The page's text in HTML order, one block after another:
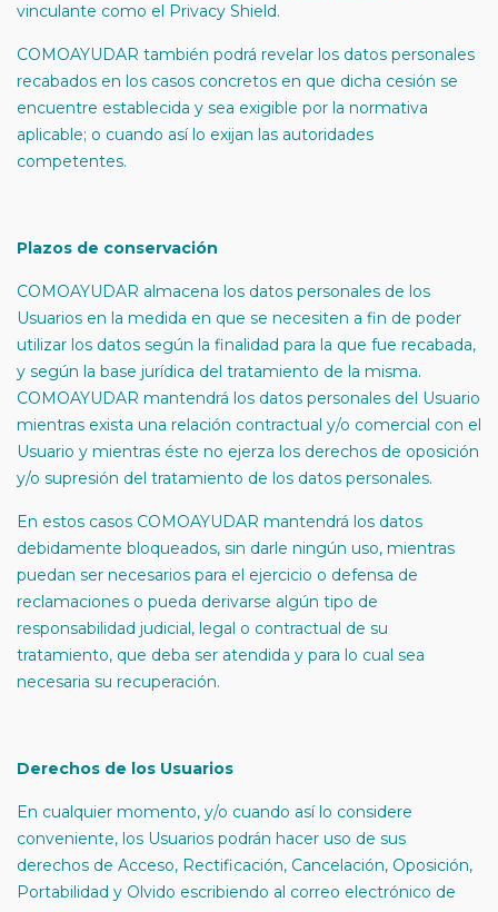
vinculante como el Privacy Shield.
COMOAYUDAR también podrá revelar los datos personales
recabados en los casos concretos en que dicha cesión se
encuentre establecida y sea exigible por la normativa
aplicable; o cuando así lo exijan las autoridades
competentes.
Plazos de conservación
COMOAYUDAR almacena los datos personales de los
Usuarios en la medida en que se necesiten a fin de poder
utilizar los datos según la finalidad para la que fue recabada,
y según la base jurídica del tratamiento de la misma.
COMOAYUDAR mantendrá los datos personales del Usuario
mientras exista una relación contractual y/o comercial con el
Usuario y mientras éste no ejerza los derechos de oposición
y/o supresión del tratamiento de los datos personales.
En estos casos COMOAYUDAR mantendrá los datos
debidamente bloqueados, sin darle ningún uso, mientras
puedan ser necesarios para el ejercicio o defensa de
reclamaciones o pueda derivarse algún tipo de
responsabilidad judicial, legal o contractual de su
tratamiento, que deba ser atendida y para lo cual sea
necesaria su recuperación.
Derechos de los Usuarios
En cualquier momento, y/o cuando así lo considere
conveniente, los Usuarios podrán hacer uso de sus
derechos de Acceso, Rectificación, Cancelación, Oposición,
Portabilidad y Olvido escribiendo al correo electrónico de